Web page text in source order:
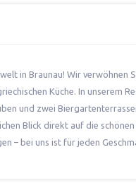
in Braunau! Wir verwöhnen
Küche. In unserem
und zwei
Blick direkt auf die
– bei uns ist für jeden